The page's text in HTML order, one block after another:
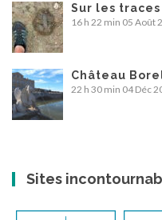
Sur les
16 h 22 min 05 Août
Château
22 h 30 min 04 Déc
Sites